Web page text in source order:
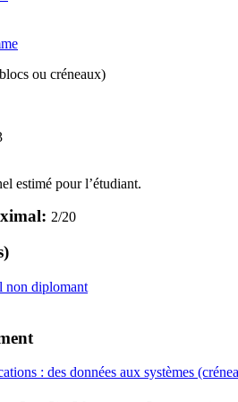
ou créneaux)
estimé pour l’étudiant.
2/20
non diplomant
: des données aux systèmes